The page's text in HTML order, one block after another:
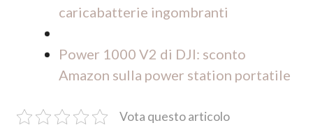
caricabatterie ingombranti
Power 1000 V2 di DJI: sconto
Amazon sulla power station portatile
Vota questo articolo